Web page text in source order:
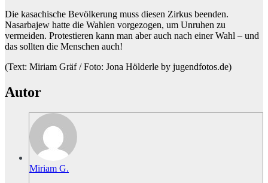
Die kasachische Bevölkerung muss diesen Zirkus beenden.
Nasarbajew hatte die Wahlen vorgezogen, um Unruhen zu
vermeiden. Protestieren kann man aber auch nach einer Wahl – und
das sollten die Menschen auch!
(Text: Miriam Gräf / Foto: Jona Hölderle by jugendfotos.de)
Autor
Miriam G.